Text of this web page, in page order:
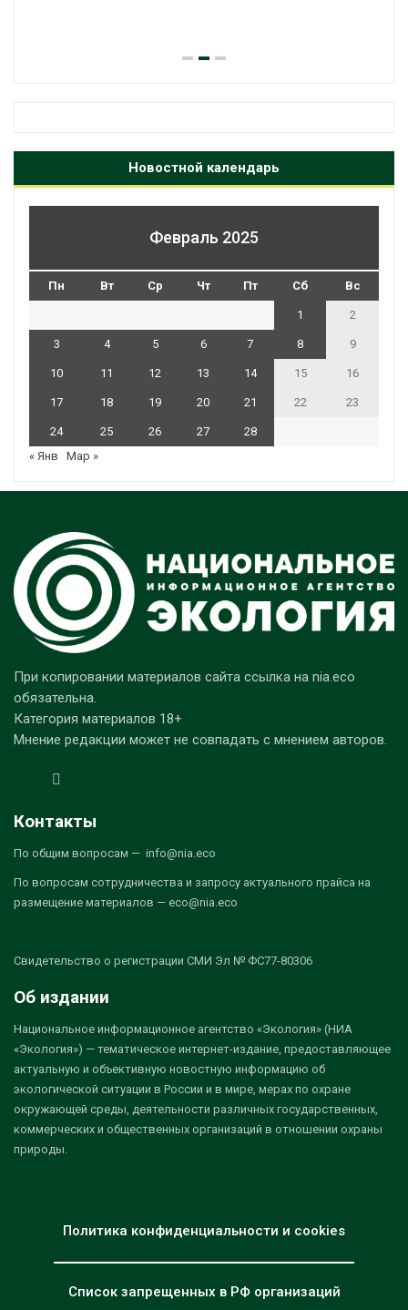
Новостной календарь
Февраль 2025
Пн Вт Ср Чт Пт Сб Вс
1 2
3 4 5 6 7 8 9
10 11 12 13 14 15 16
17 18 19 20 21 22 23
24 25 26 27
28
« Янв
Мар »
При копировании материалов сайта ссылка на nia.eco
обязательна.
Категория материалов 18+
Мнение редакции может не совпадать с мнением авторов.
Контакты
По общим вопросам — info@nia.eco
По вопросам сотрудничества и запросу актуального прайса на
размещение материалов — eco@nia.eco
Свидетельство о регистрации СМИ Эл № ФС77-80306
Об издании
Национальное информационное агентство «Экология» (НИА
«Экология») — тематическое интернет-издание, предоставляющее
актуальную и объективную новостную информацию об
экологической ситуации в России и в мире, мерах по охране
окружающей среды, деятельности различных государственных,
коммерческих и общественных организаций в отношении охраны
природы.
Политика конфиденциальности и cookies
Список запрещенных в РФ организаций